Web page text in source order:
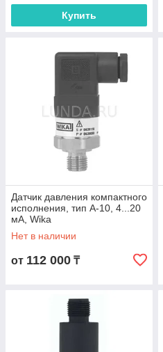
Купить
Датчик давления компактного
исполнения, тип A-10, 4...20
мА, Wika
Нет в наличии
от 112 000 ₸